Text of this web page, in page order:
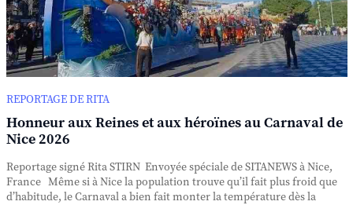
REPORTAGE DE RITA
Honneur aux Reines et aux héroïnes au Carnaval de
Nice 2026
Reportage signé Rita STIRN Envoyée spéciale de SITANEWS à Nice,
France Même si à Nice la population trouve qu’il fait plus froid que
d’habitude, le Carnaval a bien fait monter la température dès la